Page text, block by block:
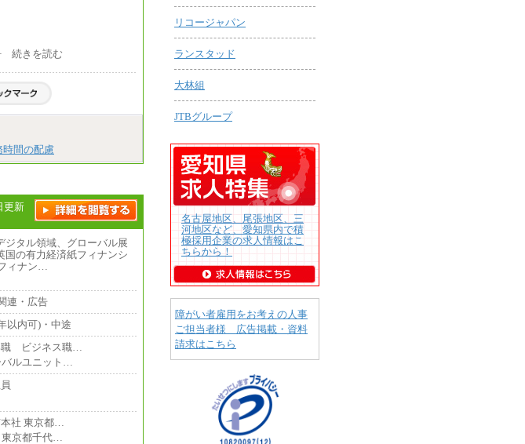
、247,000円(※2)、242,
円(※4)、237,000円（※
県
県、栃木県、群馬県、長
山県、石川県、岡山県、広
川県、福岡県
県、島根県、愛媛県、高
崎県、熊本県、宮崎県、鹿
福島県、山形県
域手当を含んだ金額を表示
円、※4…25,000円、※
与変更なし
社員）
給185,000 円～219,000 円
る。
奈川〉219,00
庫〉209,000 円
194,500 円
円
続きを読む
時間の配慮
更新
タル領域、グローバル展
国の有力経済紙フィナンシ
ィナン…
連・広告
以内可)・中途
職 ビジネス職…
ルユニット…
社 東京都…
京都千代…
リコージャパン
ランスタッド
大林組
JTBグループ
名古屋地区、尾張地区、三
河地区など、愛知県内で積
極採用企業の求人情報はこ
ちらから！
障がい者雇用をお考えの人事
ご担当者様 広告掲載・資料
請求はこちら